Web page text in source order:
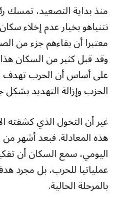
منذ بداية التصعيد، تمسك
نتنياهو بخيار عدم إخلاء
معتبرا أن بقاءهم جزء من
وقد قبل كثير من السكان
على أساس أن الحرب تهدف
الحزب وإزالة التهديد
غير أن التحول الذي كشفته
هذه المعادلة. فبعد أشهر
اليومي، سمع السكان أن
عملياتيا للحرب، بل مجرد
بالمرحلة الحالية.